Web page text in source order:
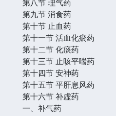
第八节 理气药
第九节 消食药
第十节 止血药
第十一节 活血化瘀药
第十二节 化痰药
第十三节 止咳平喘药
第十四节 安神药
第十五节 平肝息风药
第十六节 补虚药
一、补气药